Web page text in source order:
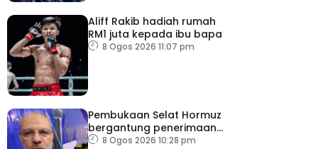
Aliff Rakib hadiah rumah
RM1 juta kepada ibu bapa
8 Ogos 2026 11:07 pm
Pembukaan Selat Hormuz
bergantung penerimaan
AS – IRGC
8 Ogos 2026 10:28 pm